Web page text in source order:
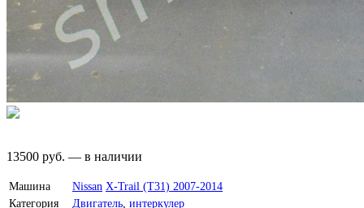
13500 руб. — в наличии
Машина Nissan X-Trail (T31) 2007-2014
Категория
Двигатель интеркулер